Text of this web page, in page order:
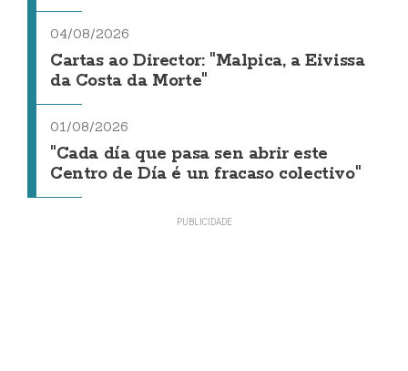
04/08/2026
Cartas ao Director: "Malpica, a Eivissa
da Costa da Morte"
01/08/2026
"Cada día que pasa sen abrir este
Centro de Día é un fracaso colectivo"